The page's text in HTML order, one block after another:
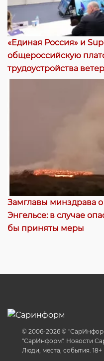
«Единая Россия» и
общероссийскую
трудоустройства
Замглавы минздрава
Энгельсе: в случае
бы приняты меры
© 2006-2026 ©
"СарИнформ". Новости
Люди, места, события. 18+